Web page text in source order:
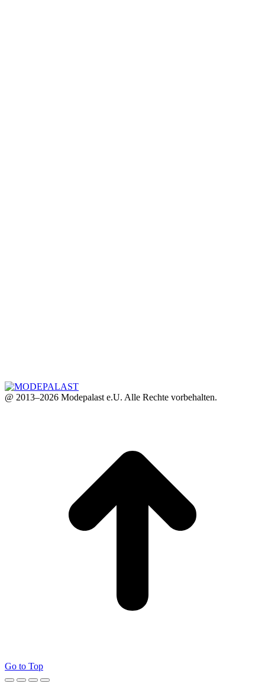
@ 2013–2026 Modepalast e.U. Alle Rechte vorbehalten.
Go to Top